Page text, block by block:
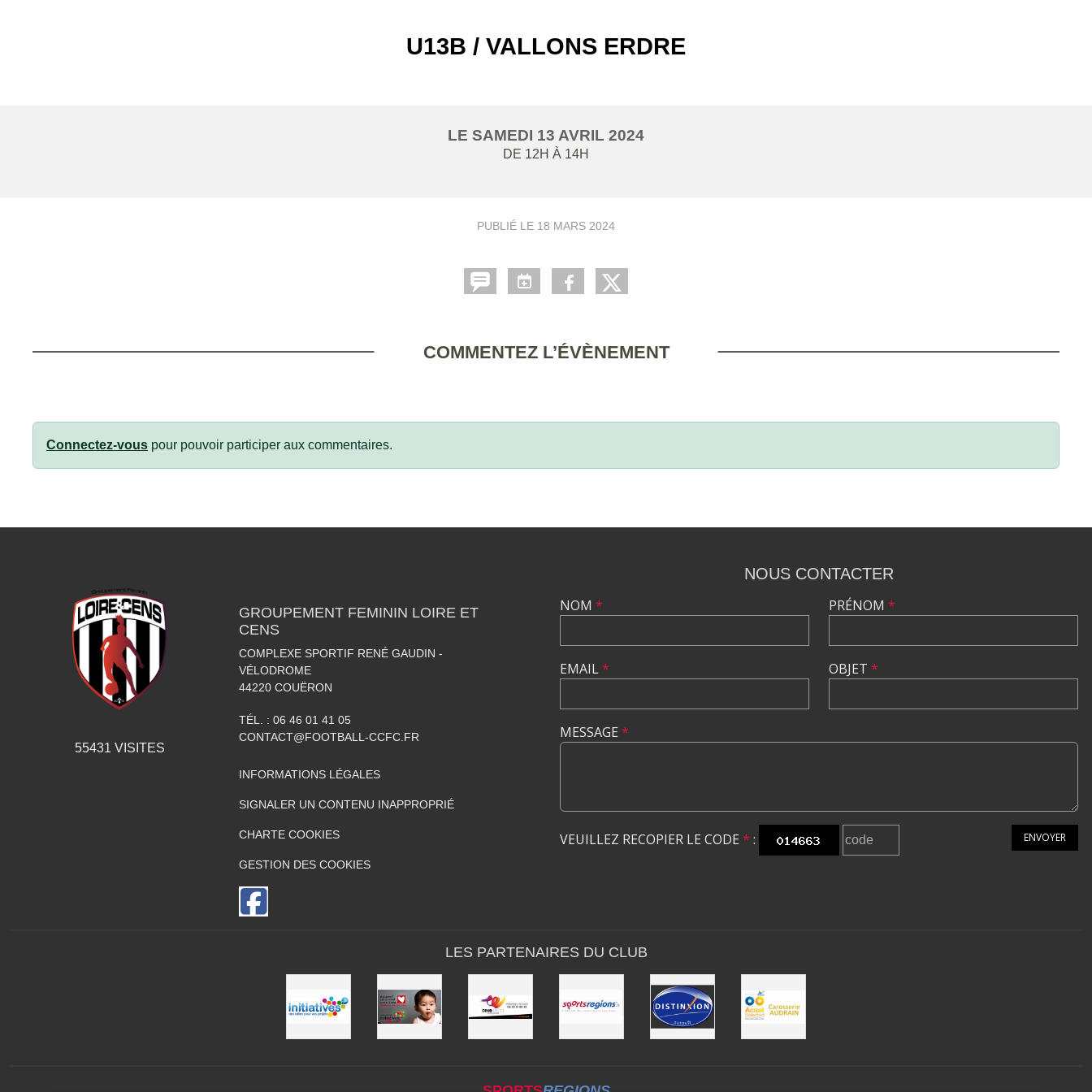
U13B / VALLONS ERDRE
LE SAMEDI 13 AVRIL 2024
DE 12H À 14H
PUBLIÉ LE 18 MARS 2024
COMMENTEZ L’ÉVÈNEMENT
Connectez-vous pour pouvoir participer aux commentaires.
55431 VISITES
GROUPEMENT FEMININ LOIRE ET
CENS
COMPLEXE SPORTIF RENÉ GAUDIN -
VÉLODROME
44220 COUËRON
TÉL. : 06 46 01 41 05
CONTACT@FOOTBALL-CCFC.FR
INFORMATIONS LÉGALES
SIGNALER UN CONTENU INAPPROPRIÉ
CHARTE COOKIES
GESTION DES COOKIES
NOUS CONTACTER
NOM *
EMAIL*
PRÉNOM *
OBJET *
MESSAGE *
VEUILLEZ RECOPIER LE CODE * : ENVOYER
LES PARTENAIRES DU CLUB